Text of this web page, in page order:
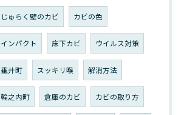
じゅらく壁のカビ カビの色
インパクト 床下カビ ウイルス対策
垂井町 スッキリ喉 解消方法
輪之内町 倉庫のカビ カビの取り方